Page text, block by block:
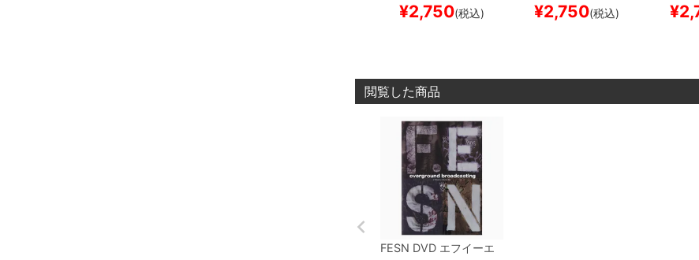
¥2,750(税込) ¥2,750(税込) ¥
閲覧した商品
FESN DVD エフイーエ